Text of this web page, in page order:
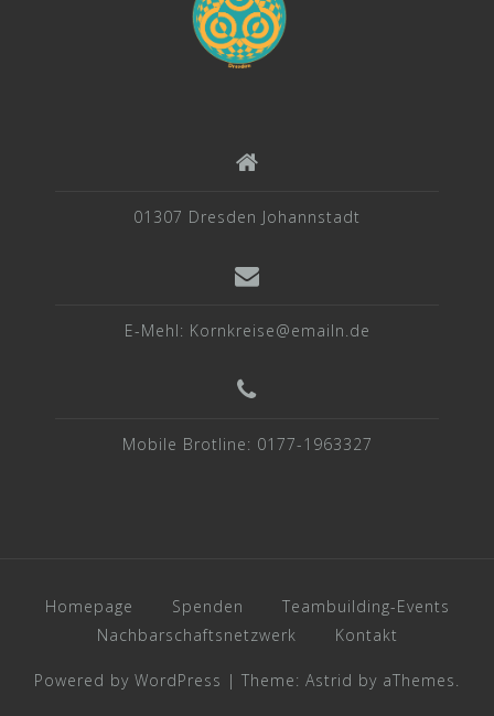
01307 Dresden Johannstadt
E-Mehl: Kornkreise@emailn.de
Mobile Brotline: 0177-1963327
Homepage Spenden
Teambuilding-Events
Nachbarschaftsnetzwerk
Kontakt
Powered by WordPress | Theme: Astrid by aThemes.